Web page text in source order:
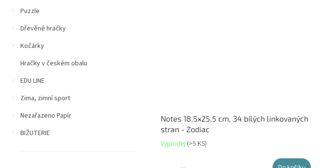
Puzzle
Dřevěné hračky
Kočárky
Hračky v českém obalu
EDU LINE
Zima, zimní sport
Nezařazeno Papír
BIŽUTERIE
Notes 18,5x25,5 cm, 34 bílých linkovaných
stran - Zodiac
Výprodej (>5 KS)